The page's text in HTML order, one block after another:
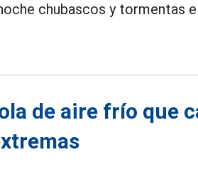
chubascos y tormentas
de aire frío que